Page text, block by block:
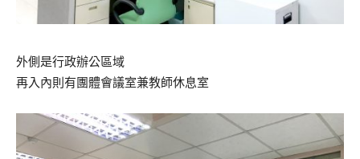
外側是行政辦公區域
再入內則有團體會議室兼教師休息室